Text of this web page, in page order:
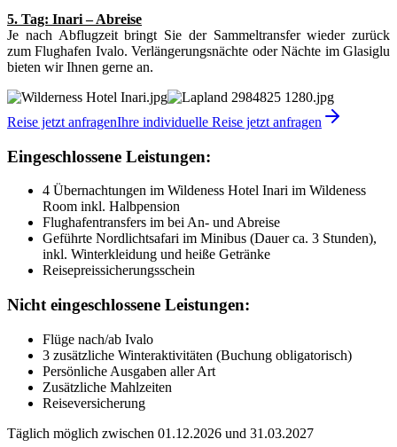
5. Tag: Inari – Abreise
Je nach Abflugzeit bringt Sie der Sammeltransfer wieder zurück
zum Flughafen Ivalo. Verlängerungsnächte oder Nächte im Glasiglu
bieten wir Ihnen gerne an.
Reise jetzt anfragenIhre individuelle Reise jetzt anfragen
Eingeschlossene Leistungen:
4 Übernachtungen im Wildeness Hotel Inari im Wildeness
Room inkl. Halbpension
Flughafentransfers im bei An- und Abreise
Geführte Nordlichtsafari im Minibus (Dauer ca. 3 Stunden),
inkl. Winterkleidung und heiße Getränke
Reisepreissicherungsschein
Nicht eingeschlossene Leistungen:
Flüge nach/ab Ivalo
3 zusätzliche Winteraktivitäten (Buchung obligatorisch)
Persönliche Ausgaben aller Art
Zusätzliche Mahlzeiten
Reiseversicherung
Täglich möglich zwischen 01.12.2026 und 31.03.2027